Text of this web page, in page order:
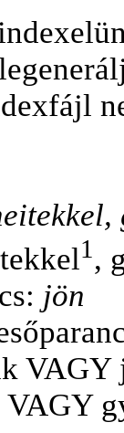
1 ,
jön
VAGY